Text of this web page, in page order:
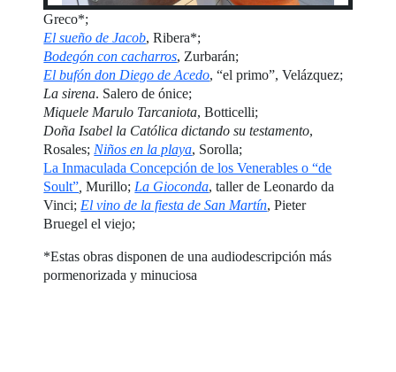
Greco*;
El sueño de Jacob, Ribera*;
Bodegón con cacharros, Zurbarán;
El bufón don Diego de Acedo, “el primo”, Velázquez;
La sirena. Salero de ónice;
Miquele Marulo Tarcaniota, Botticelli;
Doña Isabel la Católica dictando su testamento,
Rosales; Niños en la playa, Sorolla;
La Inmaculada Concepción de los Venerables o “de
Soult” ,Murillo; La Gioconda, taller de Leonardo da
Vinci; El vino de la fiesta de San Martín, Pieter
Bruegel el viejo;
*Estas obras disponen de una audiodescripción más
pormenorizada y minuciosa